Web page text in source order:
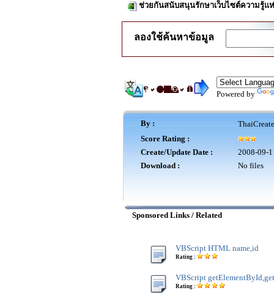
ช่วยกันสนับสนุนรักษาเว็บไซต์ความรู้แ
ลองใช้ค้นหาข้อมูล
Powered by
By :
Score Rating :
Create/Update Date :
2008-09-
Download :
No files
Sponsored Links / Related
VBScript HTML name,id
Rating :
VBScript
Rating :